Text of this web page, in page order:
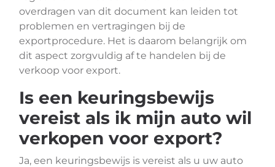
overdragen van dit document kan leiden tot
problemen en vertragingen bij de
exportprocedure. Het is daarom belangrijk om
dit aspect zorgvuldig af te handelen bij de
verkoop voor export.
Is een keuringsbewijs
vereist als ik mijn auto wil
verkopen voor export?
Ja, een keuringsbewijs is vereist als u uw auto